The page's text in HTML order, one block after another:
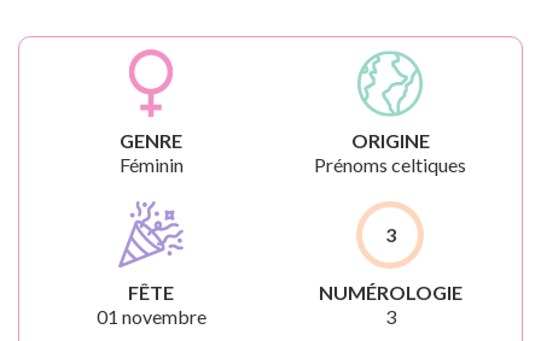
GENRE
Féminin
ORIGINE
Prénoms celtiques
FÊTE
01 novembre
3
NUMÉROLOGIE
3